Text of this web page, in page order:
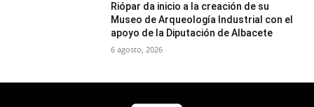
Riópar da inicio a la creación de su
Museo de Arqueología Industrial con el
apoyo de la Diputación de Albacete
6 agosto, 2026